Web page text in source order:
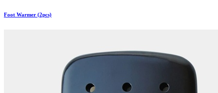
Foot Warmer (2pcs)